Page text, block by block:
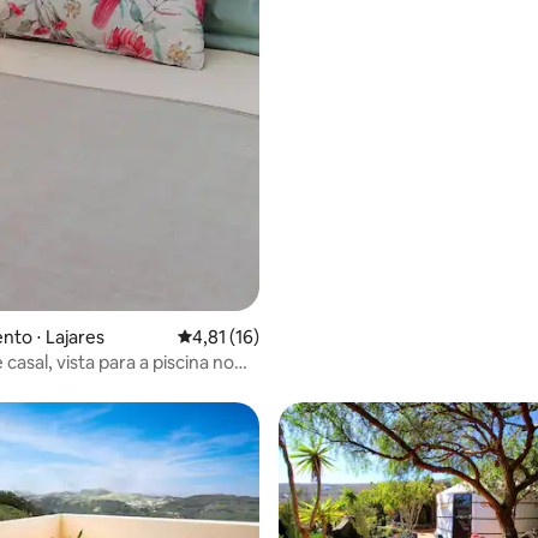
⋅ Lajares 4,81 de uma avaliação média de 5, 16
4,81 (16)
vista para a piscina no